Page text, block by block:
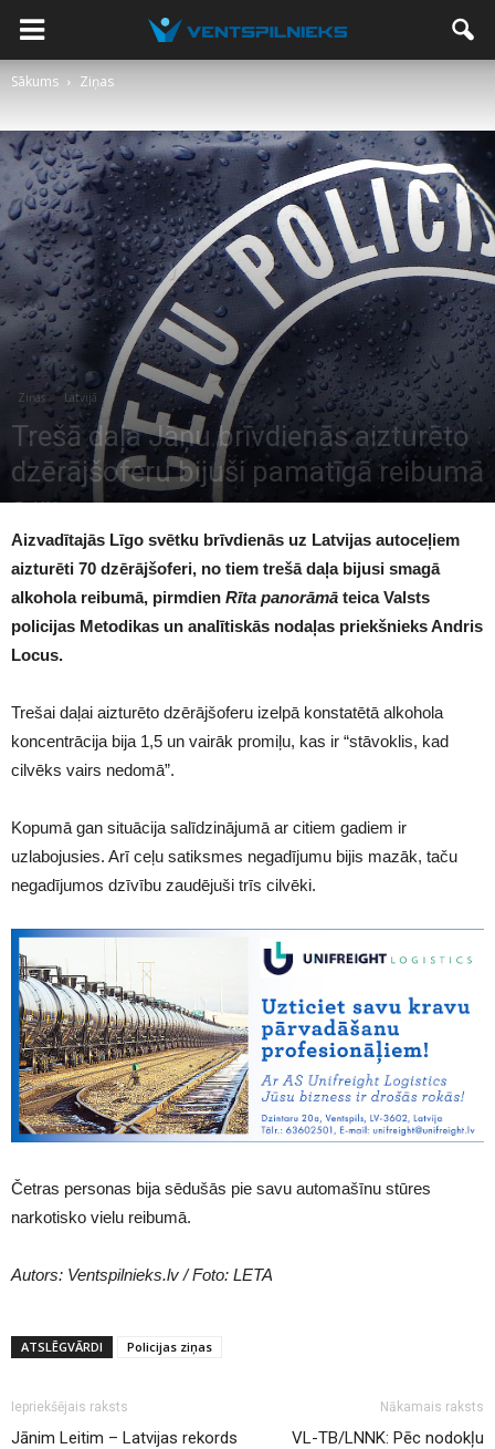
Sākums Ziņas
Ziņas Latvijā
Trešā daļa Jāņu brīvdienās aizturēto
dzērājšoferu bijuši pamatīgā reibumā
1605
Aizvadītajās Līgo svētku brīvdienās uz Latvijas autoceļiem
aizturēti 70 dzērājšoferi, no tiem trešā daļa bijusi smagā
alkohola reibumā, pirmdien Rīta panorāmā teica Valsts
policijas Metodikas un analītiskās nodaļas priekšnieks Andris
Locus.
Trešai daļai aizturēto dzērājšoferu izelpā konstatētā alkohola
koncentrācija bija 1,5 un vairāk promiļu, kas ir “stāvoklis, kad
cilvēks vairs nedomā”.
Kopumā gan situācija salīdzinājumā ar citiem gadiem ir
uzlabojusies. Arī ceļu satiksmes negadījumu bijis mazāk, taču
negadījumos dzīvību zaudējuši trīs cilvēki.
Četras personas bija sēdušās pie savu automašīnu stūres
narkotisko vielu reibumā.
Autors: Ventspilnieks.lv / Foto: LETA
ATSLĒGVĀRDI Policijas ziņas
Iepriekšējais raksts
Jānim Leitim – Latvijas rekords
Nākamais raksts
VL-TB/LNNK: Pēc nodokļu